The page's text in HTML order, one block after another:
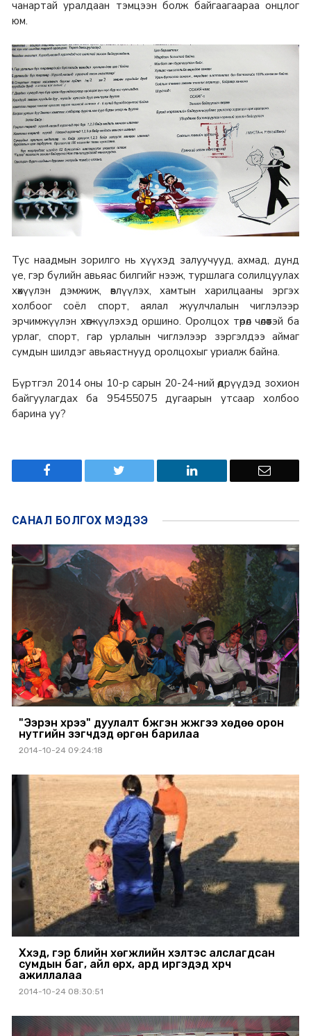
чанартай уралдаан тэмцээн болж байгаагаараа онцлог
юм.
Тус наадмын зорилго нь хүүхэд залуучууд, ахмад, дунд
үе, гэр бүлийн авьяас билгийг нээж, туршлага солилцуулах
хөхүүлэн дэмжиж, өвлүүлэх, хамтын харилцааны эргэх
холбоог соёл спорт, аялал жуулчлалын чиглэлээр
эрчимжүүлэн хөгжүүлэхэд оршино. Оролцох төрөл чөлөөтэй ба
урлаг, спорт, гар урлалын чиглэлээр зэргэлдээ аймаг
сумдын шилдэг авьяастнууд оролцохыг уриалж байна.
Бүртгэл 2014 оны 10-р сарын 20-24-ний өдрүүдэд зохион
байгуулагдах ба 95455075 дугаарын утсаар холбоо
барина уу?
САНАЛ БОЛГОХ МЭДЭЭ
"Ээрэн хүрээ" дуулалт бүжгэн жүжгээ хөдөө орон
нутгийн үзэгчдэд өргөн барилаа
2014-10-24 09:24:18
Хүүхэд, гэр бүлийн хөгжлийн хэлтэс алслагдсан
сумдын баг, айл өрх, ард иргэдэд хүрч
ажиллалаа
2014-10-24 08:30:51